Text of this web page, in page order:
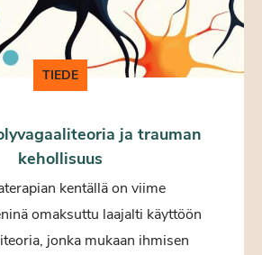
TIEDE
ja trauman
kehollisuus
kentällä on viime
omaksuttu laajalti käyttöön
jonka mukaan ihmisen